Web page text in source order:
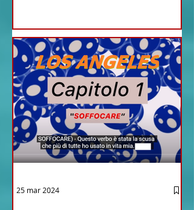
25 mar 2024